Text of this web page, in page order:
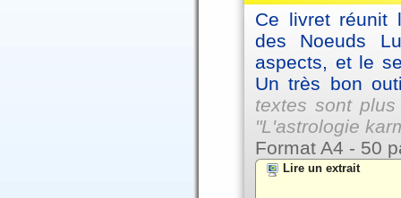
Ce livret réunit
des Noeuds
aspects, et le
Un très bon
textes sont
"L'astrologie
Format A4 - 50
Lire un extrait